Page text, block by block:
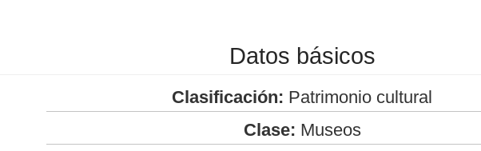
Datos básicos
Clasificación: Patrimonio cultural
Clase: Museos